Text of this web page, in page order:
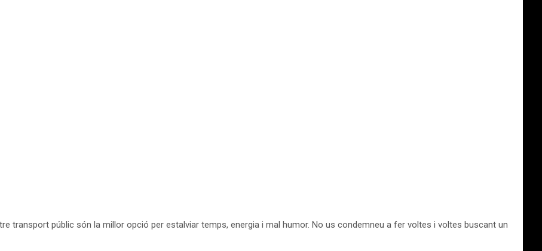
transport públic són la millor opció per estalviar temps, energia i mal humor. No us condemneu a fer voltes i voltes buscant un